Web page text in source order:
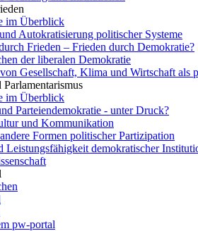
im Überblick
Autokratisierung politischer Systeme
Frieden – Frieden durch Demokratie?
der liberalen Demokratie
Gesellschaft, Klima und Wirtschaft als
im Überblick
Parteiendemokratie - unter Druck?
und Kommunikation
Formen politischer Partizipation
Leistungsfähigkeit demokratischer
pw-portal